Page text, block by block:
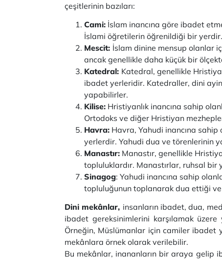
çeşitlerinin bazıları:
Cami: İslam inancına göre ibadet
İslami öğretilerin öğrenildiği bir yerdir.
Mescit: İslam dinine mensup olanlar
ancak genellikle daha küçük bir
Katedral: Katedral, genellikle
ibadet yerleridir. Katedraller, dini
yapabilirler.
Kilise: Hristiyanlık inancına sahip
Ortodoks ve diğer Hristiyan
Havra: Havra, Yahudi inancına
yerlerdir. Yahudi dua ve törenlerinin
Manastır: Manastır, genellikle
topluluklardır. Manastırlar, ruhsal
Sinagog: Yahudi inancına sahip
topluluğunun toplanarak dua ettiği
Dini mekânlar, insanların ibadet, dua,
ibadet gereksinimlerini karşılamak
Örneğin, Müslümanlar için camiler
mekânlara örnek olarak verilebilir.
Bu mekânlar, inananların bir araya gelip